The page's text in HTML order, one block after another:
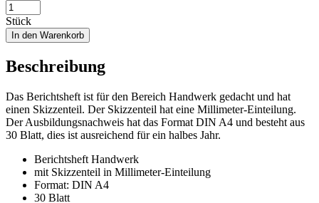
Stück
In den Warenkorb
Beschreibung
Das Berichtsheft ist für den Bereich Handwerk gedacht und hat
einen Skizzenteil. Der Skizzenteil hat eine Millimeter-Einteilung.
Der Ausbildungsnachweis hat das Format DIN A4 und besteht aus
30 Blatt, dies ist ausreichend für ein halbes Jahr.
Berichtsheft Handwerk
mit Skizzenteil in Millimeter-Einteilung
Format: DIN A4
30 Blatt